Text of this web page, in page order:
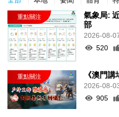
氣象局:
部
2026-08-
520
《澳門
2026-08-
905